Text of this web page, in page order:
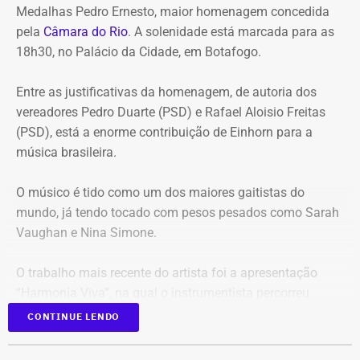
estão:
Mudança brusca na estratégia de investimento: a
20% logo na primeira reunião da nova gestão,
desrespeitando os estudos técnicos e pareceres da
consultoria financeira contratada, que desaconselhavam
o investimento de longo prazo.
previdenciários por 10 anos em uma instituição que
possuía rating B+ (grau especulativo com alto risco de
inadimplência), violando princípios de segurança e
Alteração regimental retroativa: a gestão do Itaprevi
exigência de que instituições financeiras recebedoras de
recursos tivessem rating mínimo A.
Medalhas Pedro Ernesto, maior homenagem concedida
pela Câmara do Rio. A solenidade está marcada para as
18h30, no Palácio da Cidade, em Botafogo.
Entre as justificativas da homenagem, de autoria dos
vereadores Pedro Duarte (PSD) e Rafael Aloisio Freitas
(PSD), está a enorme contribuição de Einhorn para a
música brasileira.
O músico é tido como um dos maiores gaitistas do
mundo, já tendo tocado com pesos pesados como Sarah
Vaughan e Nina Simone.
O trabalho mais recente do artista foi a apresentação
diversas unidades pelo Sesc na cidade do Rio.
CONTINUE LENDO